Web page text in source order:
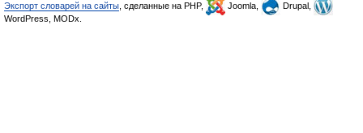
Экспорт словарей на сайты , сделанные на PHP, Joomla,
Drupal,
WordPress, MODx.